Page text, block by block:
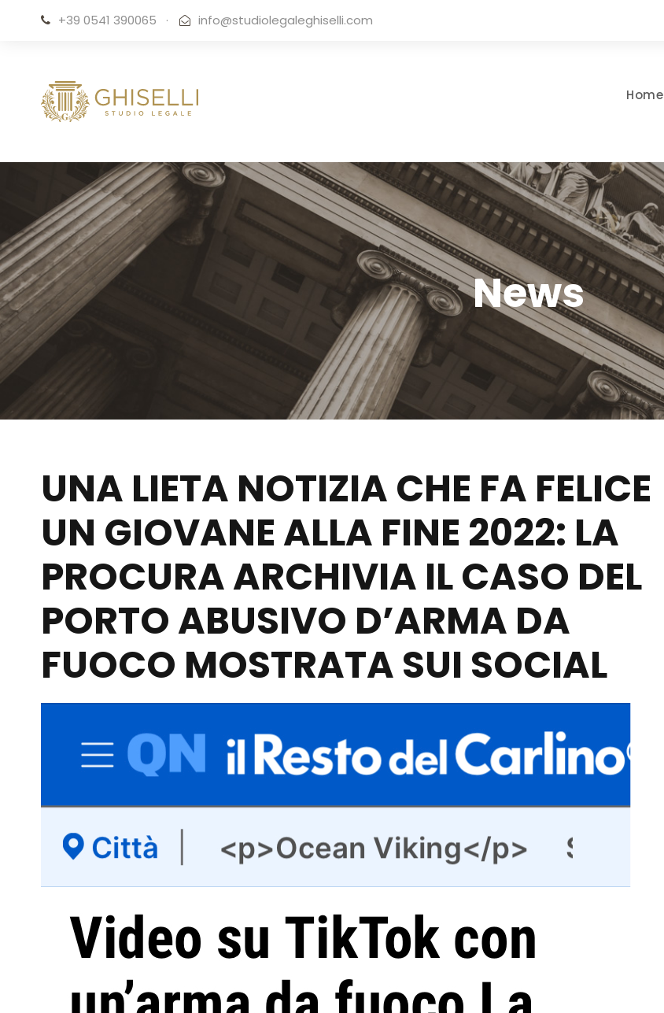
+39 0541 390065 · info@studiolegaleghiselli.com
Home
News
UNA LIETA NOTIZIA CHE FA FELICE
UN GIOVANE ALLA FINE 2022: LA
PROCURA ARCHIVIA IL CASO DEL
PORTO ABUSIVO D’ARMA DA
FUOCO MOSTRATA SUI SOCIAL